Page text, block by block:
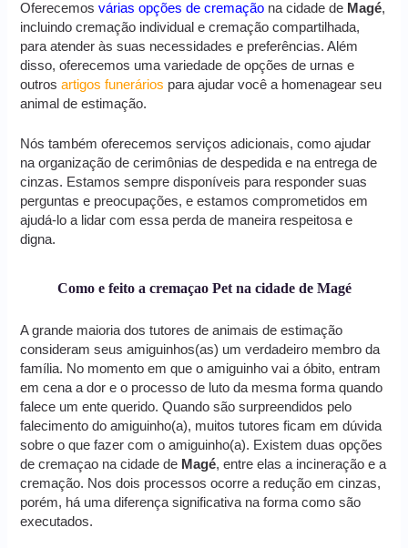
Oferecemosvárias opções de cremação na cidade de Magé,
incluindo cremação individual e cremação compartilhada,
para atender às suas necessidades e preferências. Além
disso, oferecemos uma variedade de opções de urnas e
outrosartigos funerários para ajudar você a homenagear seu
animal de estimação.
Nós também oferecemos serviços adicionais, como ajudar
na organização de cerimônias de despedida e na entrega de
cinzas. Estamos sempre disponíveis para responder suas
perguntas e preocupações, e estamos comprometidos em
ajudá-lo a lidar com essa perda de maneira respeitosa e
digna.
Como e feito a cremaçao Pet na cidade de Magé
A grande maioria dos tutores de animais de estimação
consideram seus amiguinhos(as) um verdadeiro membro da
família. No momento em que o amiguinho vai a óbito, entram
em cena a dor e o processo de luto da mesma forma quando
falece um ente querido. Quando são surpreendidos pelo
falecimento do amiguinho(a), muitos tutores ficam em dúvida
sobre o que fazer com o amiguinho(a). Existem duas opções
de cremaçao na cidade de Magé, entre elas a incineração e a
cremação. Nos dois processos ocorre a redução em cinzas,
porém, há uma diferença significativa na forma como são
executados.